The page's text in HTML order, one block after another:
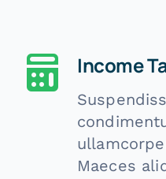
Income
Maeces